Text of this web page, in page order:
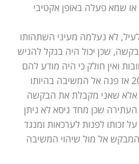
שמא פעלה באופן אקטיבי
לא נעלמה מעיני השתהותו
שכן יכול היה בנקל להגיש
ואין חולק כי היה מודע להם
לכל הפחות משנת 2010 אז פנה אל המשיבה בהיותו
אלא שאני מקבלת את הבקשה
שכן מחד גיסא לא ניתן
זכותו לפנות לערכאות ומנגד
אל מול שיהוי המשיבה